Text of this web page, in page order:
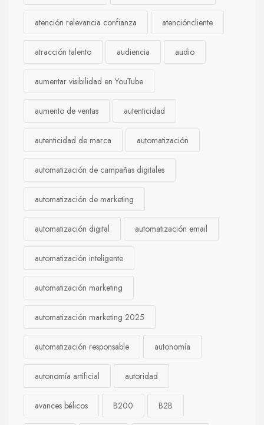
atención relevancia confianza atencióncliente
atracción talento audiencia audio
aumentar visibilidad en YouTube
aumento de ventas autenticidad
autenticidad de marca automatización
automatización de campañas digitales
automatización de marketing
automatización digital automatización email
automatización inteligente
automatización marketing
automatización marketing 2025
automatización responsable autonomía
autonomía artificial autoridad
avances bélicos B200 B2B